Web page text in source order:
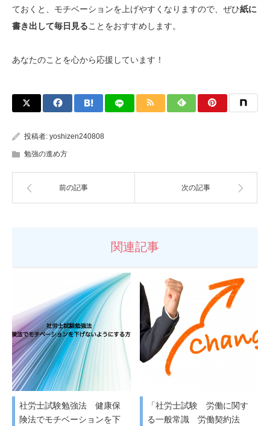
ておくと、モチベーションを上げやすくなりますので、ぜひ紙に
書き出して毎日見ることをおすすめします。
あなたのことを心から応援しています！
投稿者: yoshizen240808
勉強の進め方
前の記事 次の記事
関連記事
社労士試験勉強法 健康保
険法でモチベーションを下
「社労士試験 労働に関す
る一般常識 労働契約法